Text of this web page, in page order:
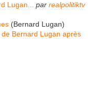
Lugan... par realpolitiktv
(Bernard Lugan)
Bernard Lugan après